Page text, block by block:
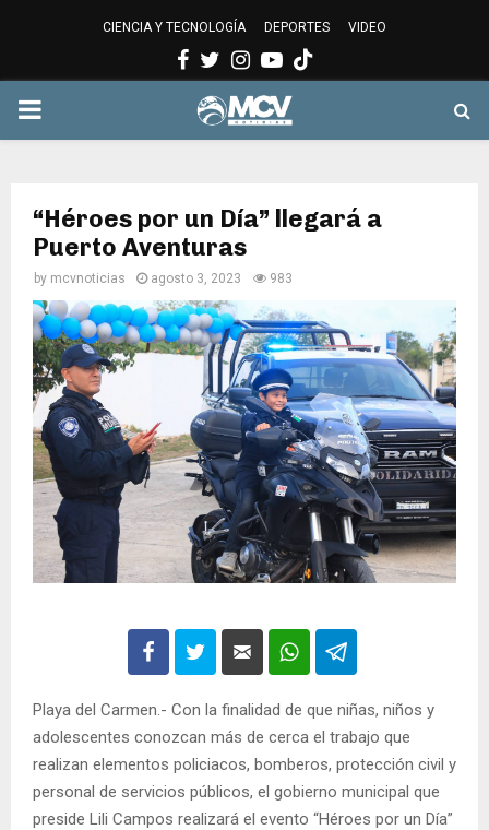
CIENCIA Y TECNOLOGÍA DEPORTES VIDEO
Facebook
Twitter
Instagram
Youtube
PRIMARY
“Héroes por un Día” llegará a
Puerto Aventuras
by mcvnoticias agosto 3, 2023 983
Playa del Carmen.- Con la finalidad de que niñas, niños y
adolescentes conozcan más de cerca el trabajo que
realizan elementos policiacos, bomberos, protección civil y
personal de servicios públicos, el gobierno municipal que
preside Lili Campos realizará el evento “Héroes por un Día”